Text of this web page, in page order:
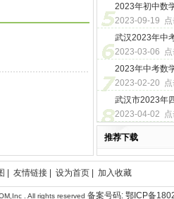
2023年初中数
2023-09-19 点
武汉2023年中
2023-03-06 点
2023年中考数
2023-02-20 点
武汉市2023年
2023-04-02 点
推荐下载
友情链接 设为首页 加入收藏
. All rights reserved 备案号码: 鄂ICP备